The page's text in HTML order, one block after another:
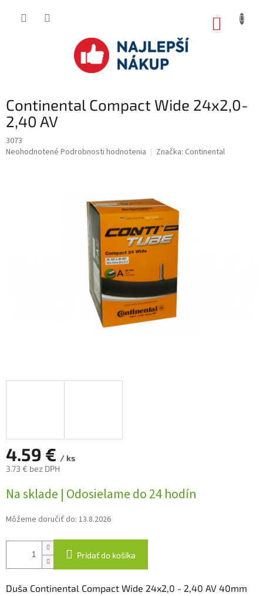
Continental Compact Wide 24x2,0-
2,40 AV
3073
Priemerné
Neohodnotené Podrobnosti hodnotenia Značka: Continental
4.59 € / ks
3.73 € bez DPH
cena:
Na sklade | Odosielame do 24 hodín
Môžeme doručiť do: 13.8.2026
Pridať do košíka
Duša Continental Compact Wide 24x2,0 - 2,40 AV 40mm